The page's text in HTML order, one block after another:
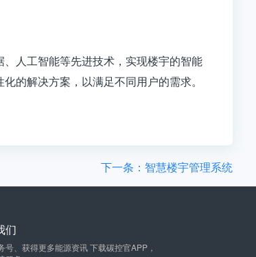
人工智能等先进技术，实现楼宇的智能
的解决方案，以满足不同用户的需求。
下一条：智慧楼宇管理系统
们
号、获得更多能源资讯 下载碳控官APP，